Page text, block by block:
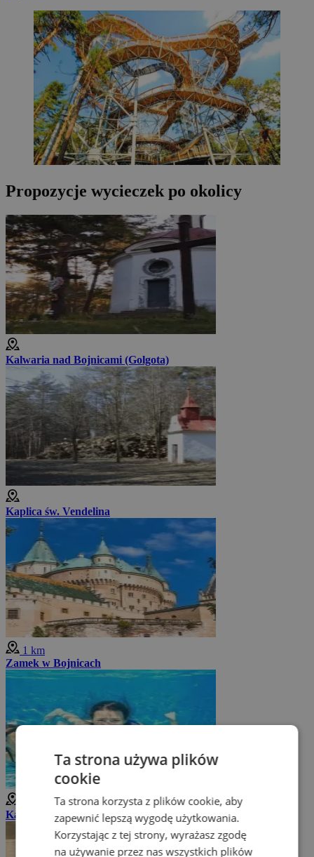
Propozycje wycieczek po okolicy
Kalwaria nad Bojnicami (Golgota)
Kaplica św. Vendelina
1 km
Zamek w Bojnicach
Kąpielisko termalne Czajka
Ta strona używa plików
cookie
Ta strona korzysta z plików cookie, aby
zapewnić lepszą wygodę użytkowania.
Korzystając z tej strony, wyrażasz zgodę
na używanie przez nas wszystkich plików